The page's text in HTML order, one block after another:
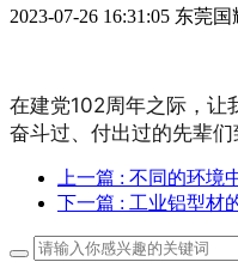
2023-07-26 16:31:05 东莞国
在建党102周年之际，让
奋斗过、付出过的先辈们
上一篇 : 不同的环境
下一篇 : 工业铝型材